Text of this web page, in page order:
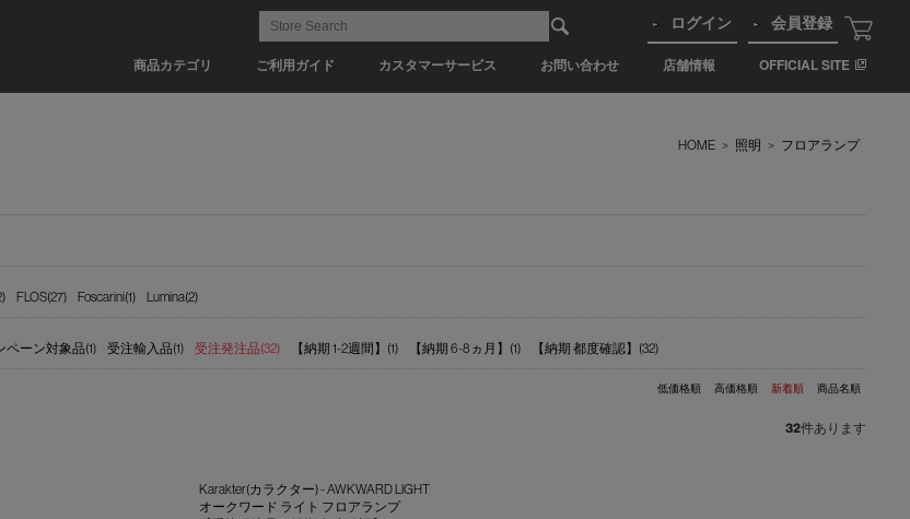
商品カテゴリ ご利用ガイド カスタマーサービス お問い合わせ 店舗情報 OFFICIAL SITE
ログイン 会員登録
HOME > 照明 > フロアランプ
FLOS(27) Foscarini(1) Lumina(2)
ペーン対象品(1) 受注輸入品(1) 受注発注品(32) 【納期 1-2週間】(1) 【納期 6-8ヵ月】(1) 【納期 都度確認】(32)
低価格順 高価格順 新着順 商品名順
32件あります
Karakter(カラクター) - AWKWARD LIGHT
オークワード ライト フロアランプ